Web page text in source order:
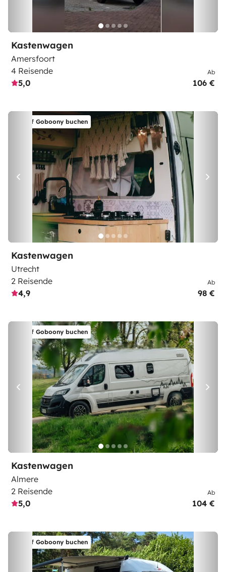
Kastenwagen
Amersfoort
4 Reisende
5,0
Ab
106 €
Auf Goboony buchen
Kastenwagen
Utrecht
2 Reisende
4,9
Ab
98 €
Auf Goboony buchen
Kastenwagen
Almere
2 Reisende
5,0
Ab
104 €
Auf Goboony buchen